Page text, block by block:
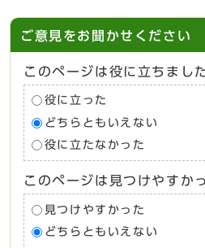
ご意見をお聞かせください
このページは役に立ちまし
役に立った
どちらともいえない
役に立たなかった
このページは見つけやすか
見つけやすかった
どちらともいえない